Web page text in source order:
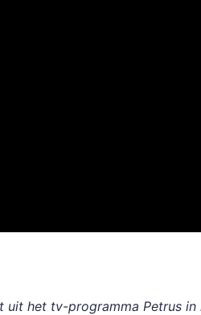
uit het tv-programma Petrus in